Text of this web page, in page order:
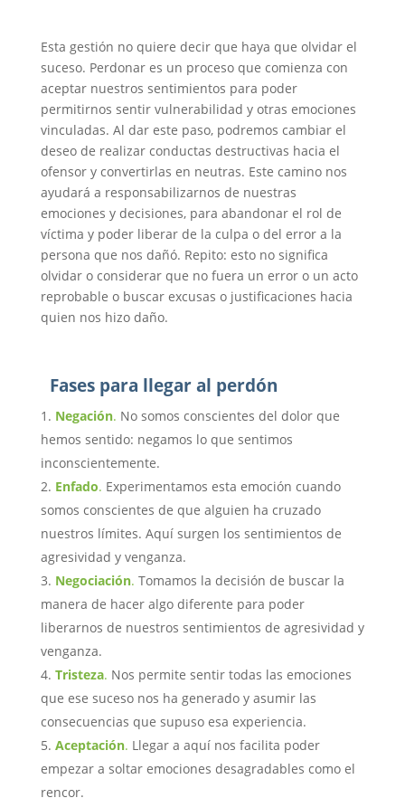
Esta gestión no quiere decir que haya que olvidar el
suceso. Perdonar es un proceso que comienza con
aceptar nuestros sentimientos para poder
permitirnos sentir vulnerabilidad y otras emociones
vinculadas. Al dar este paso, podremos cambiar el
deseo de realizar conductas destructivas hacia el
ofensor y convertirlas en neutras. Este camino nos
ayudará a responsabilizarnos de nuestras
emociones y decisiones, para abandonar el rol de
víctima y poder liberar de la culpa o del error a la
persona que nos dañó. Repito: esto no significa
olvidar o considerar que no fuera un error o un acto
reprobable o buscar excusas o justificaciones hacia
quien nos hizo daño.
Fases para llegar al perdón
Negación. No somos conscientes del dolor que
hemos sentido: negamos lo que sentimos
inconscientemente.
Enfado. Experimentamos esta emoción cuando
somos conscientes de que alguien ha cruzado
nuestros límites. Aquí surgen los sentimientos de
agresividad y venganza.
Negociación. Tomamos la decisión de buscar la
manera de hacer algo diferente para poder
liberarnos de nuestros sentimientos de agresividad y
venganza.
Tristeza. Nos permite sentir todas las emociones
que ese suceso nos ha generado y asumir las
consecuencias que supuso esa experiencia.
Aceptación. Llegar a aquí nos facilita poder
empezar a soltar emociones desagradables como el
rencor.